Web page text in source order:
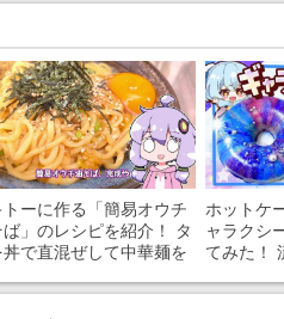
トーに作る「簡易オウチ
」のレシピを紹介！ タ
丼で直混ぜして中華麺を
うまそう
ホットケ
ャラクシ
てみた！